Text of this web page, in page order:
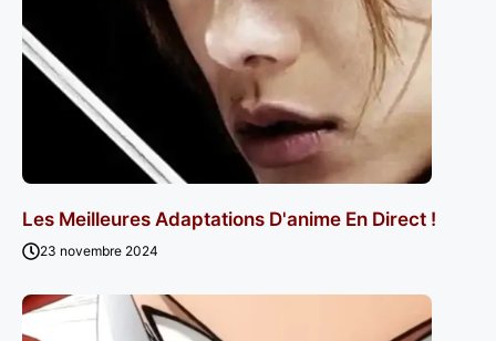
Les Meilleures Adaptations D'anime En Direct !
23 novembre 2024